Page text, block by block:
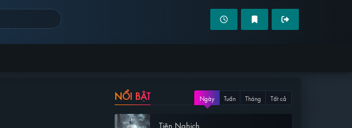
NỔI BẬT Ngày Tuần Tháng Tất cả
Tiên Nghịch